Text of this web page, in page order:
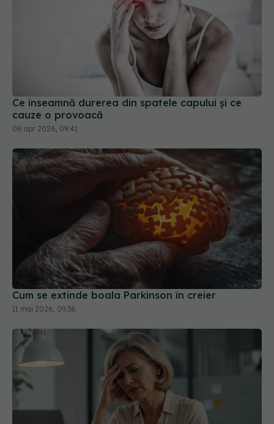
Ce înseamnă durerea din spatele capului și ce
cauze o provoacă
08 apr 2026, 09:41
Cum se extinde boala Parkinson în creier
11 mai 2026, 09:38